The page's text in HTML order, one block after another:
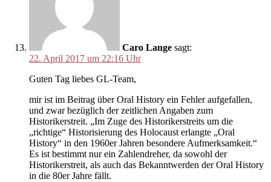
Caro Lange sagt:
22. April 2017 um 22:16 Uhr
Guten Tag liebes GL-Team,
mir ist im Beitrag über Oral History ein Fehler aufgefallen,
und zwar bezüglich der zeitlichen Angaben zum
Historikerstreit. „Im Zuge des Historikerstreits um die
„richtige“ Historisierung des Holocaust erlangte „Oral
History“ in den 1960er Jahren besondere Aufmerksamkeit.“
Es ist bestimmt nur ein Zahlendreher, da sowohl der
Historikerstreit, als auch das Bekanntwerden der Oral History
in die 80er Jahre fällt.